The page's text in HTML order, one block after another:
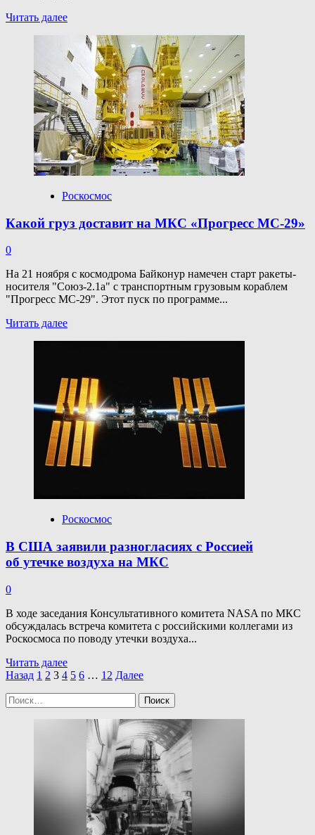
Читать далееПрочитать
Будем
на связи:
как
изменится
мобильный
рынок
после
появления
формата
5G
Роскосмос
Какой груз доставит на МКС «Прогресс МС-29»
0
На 21 ноября с космодрома Байконур намечен старт ракеты-
носителя "Союз-2.1а" с транспортным грузовым кораблем
"Прогресс МС-29". Этот пуск по программе...
Читать далееПрочитать
доставит
на МКС
«Прогресс
МС-29»
Роскосмос
В США заявили разногласиях с Россией
об утечке воздуха на МКС
0
В ходе заседания Консультативного комитета NASA по МКС
обсуждалась встреча комитета с российскими коллегами из
Роскосмоса по поводу утечки воздуха...
Читать далееПрочитать
больше
разногласиях
с Россией
об утечке
воздуха
на МКС
Пагинация
записей
Назад 1 2 3 4 5 6 … 12 Далее
Найти: